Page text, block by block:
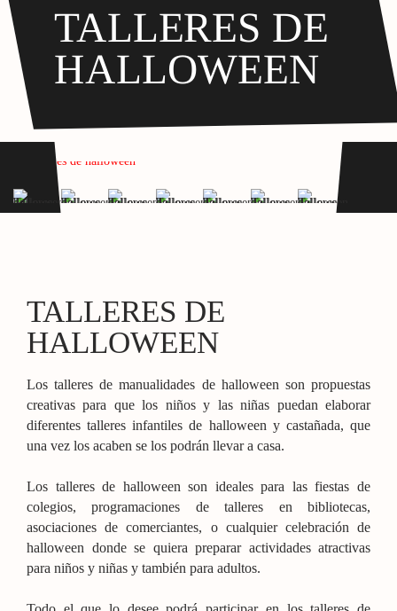
TALLERES DE
HALLOWEEN
TALLERES DE
HALLOWEEN
Los talleres de manualidades de halloween son propuestas
creativas para que los niños y las niñas puedan elaborar
diferentes talleres infantiles de halloween y castañada, que
una vez los acaben se los podrán llevar a casa.
Los talleres de halloween son ideales para las fiestas de
colegios, programaciones de talleres en bibliotecas,
asociaciones de comerciantes, o cualquier celebración de
halloween donde se quiera preparar actividades atractivas
para niños y niñas y también para adultos.